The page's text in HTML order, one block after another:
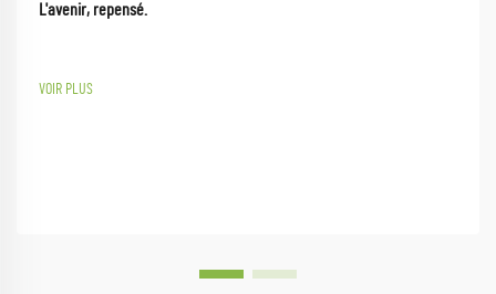
L'avenir, repensé.
VOIR PLUS